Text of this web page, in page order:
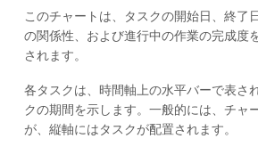
このチャートは、タスクの開始日、終了
の関係性、および進行中の作業の完成度
されます。
各タスクは、時間軸上の水平バーで表さ
クの期間を示します。一般的には、チャ
が、縦軸にはタスクが配置されます。